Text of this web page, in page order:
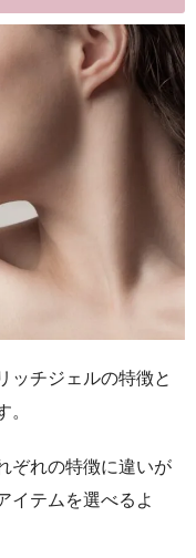
ッチジェルの特徴と
。
ぞれの特徴に違いが
イテムを選べるよ